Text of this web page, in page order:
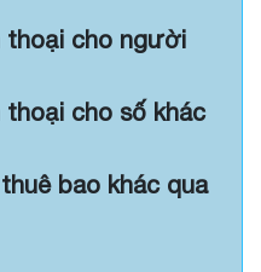
thoại cho người
thoại cho số khác
bao khác qua